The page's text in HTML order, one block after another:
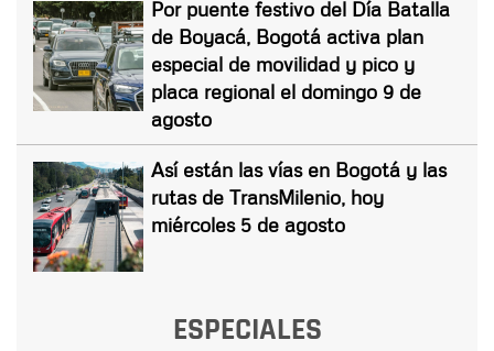
Por puente festivo del Día Batalla
de Boyacá, Bogotá activa plan
especial de movilidad y pico y
placa regional el domingo 9 de
agosto
Así están las vías en Bogotá y las
rutas de TransMilenio, hoy
miércoles 5 de agosto
ESPECIALES